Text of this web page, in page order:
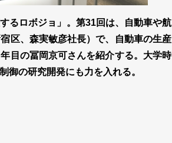
るロボジョ」。第31回は、自動車や航
区、森実敏彦社長）で、自動車の生産
目の冨岡京可さんを紹介する。大学時
御の研究開発にも力を入れる。